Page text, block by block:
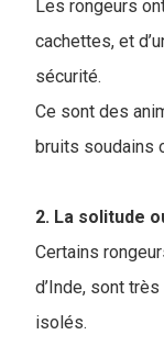
Les rongeurs
cachettes, et
sécurité.
Ce sont des
bruits soudains
2. La solitude
Certains
d’Inde, sont
isolés.